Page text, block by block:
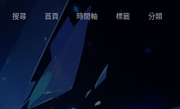
搜尋 首頁 時間軸 標籤 分類